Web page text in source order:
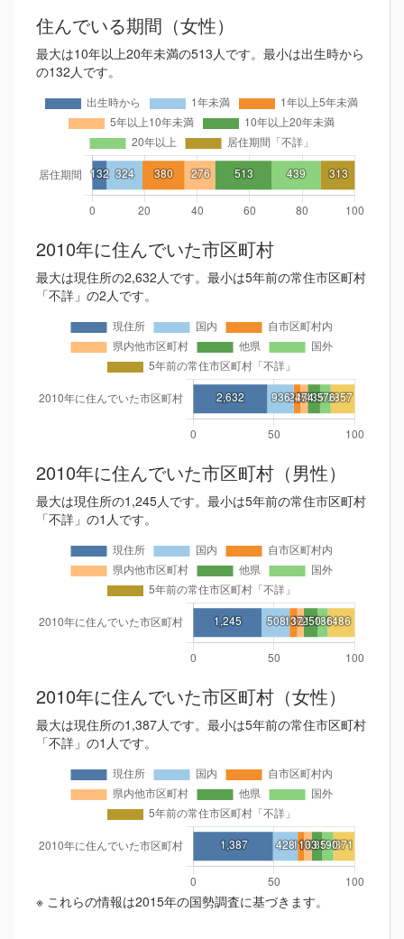
住んでいる期間（女性）
最大は10年以上20年未満の513人です。最小は出生時から
の132人です。
2010年に住んでいた市区町村
最大は現住所の2,632人です。最小は5年前の常住市区町村
「不詳」の2人です。
2010年に住んでいた市区町村（男性）
最大は現住所の1,245人です。最小は5年前の常住市区町村
「不詳」の1人です。
2010年に住んでいた市区町村（女性）
最大は現住所の1,387人です。最小は5年前の常住市区町村
「不詳」の1人です。
※ これらの情報は2015年の国勢調査に基づきます。